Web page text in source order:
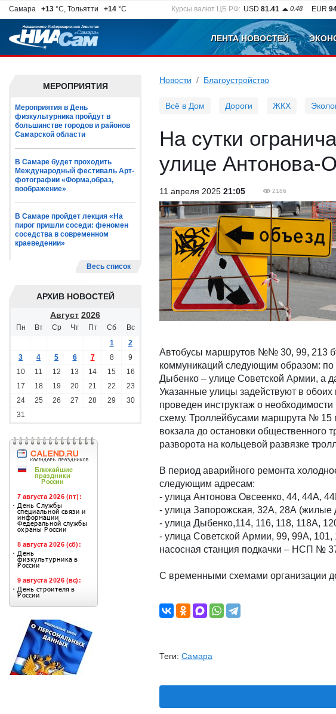
Самара +13 °C, Тольятти +14 °C Курсы валют ЦБ РФ: USD 81.41 0.48 EUR
ЛЕНТА НОВОСТЕЙ
МЕРОПРИЯТИЯ
Мероприятия в День
физкультурника пройдут в
большинстве городов и районов
Самарской области
В Самаре будет проходить
Международный фестиваль Арт-
фотографии «Форма,образ,
воображение»
В Самаре пройдет лекция «На
пирог пришли соседи: феномен
соседства в современном
краеведении»
Весь список
АРХИВ НОВОСТЕЙ
Август 2026
Пн Вт Ср Чт Пт Сб
Вс
1
2
3
4 5 6 7 8
9
10
11 12 13 14 15
16
17
18 19 20 21 22
23
24
25 26 27 28 29
30
31
Новости Благоустройство
Всё в Дом Дороги ЖКХ
На сутки
улице Антонова-
11 апреля 2025 21:05 2186
Автобусы маршрутов №№ 30, 99, 213
коммуникаций следующим образом:
Дыбенко – улице Советской Армии, а
Указанные улицы задействуют в
проведен инструктаж о
схему. Троллейбусами маршрута № 15
вокзала до остановки общественного
разворота на кольцевой развязке
В период аварийного ремонта
следующим адресам:
- улица Антонова Овсеенко, 44, 44А,
- улица Запорожская, 32А, 28А (жилые
- улица Дыбенко,114, 116, 118, 118А,
- улица Советской Армии, 99, 99А,
насосная станция подкачки – НСП №
С временными схемами организации
Теги: Самара